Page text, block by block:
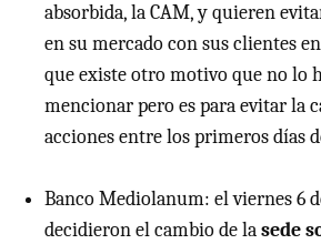
absorbida, la CAM, y quieren
en su mercado con sus clientes
que existe otro motivo que no lo
mencionar pero es para evitar la
acciones entre los primeros días
Banco Mediolanum: el viernes 6
decidieron el cambio de lasede